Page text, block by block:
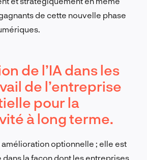
de cette nouvelle phase
de l’IA dans les
de l’entreprise
pour la
à long terme.
amélioration optionnelle ; elle est
la façon dont les entreprises